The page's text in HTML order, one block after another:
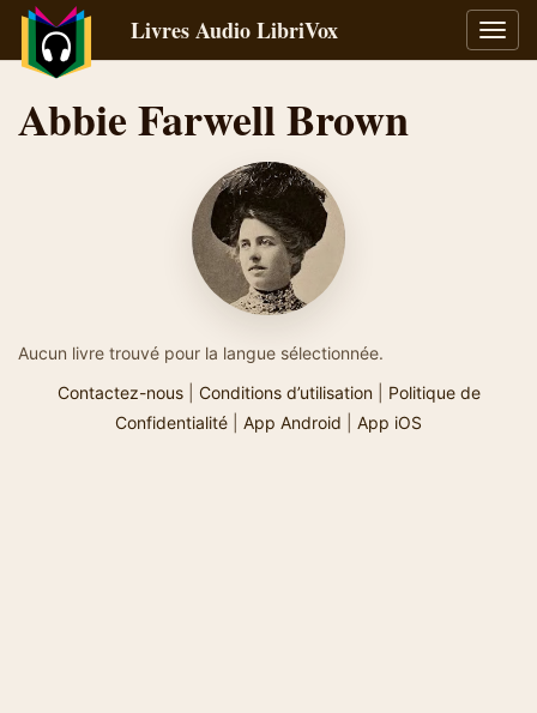
la
Livres Audio LibriVox
Abbie Farwell Brown
Aucun livre trouvé pour la langue sélectionnée.
Contactez-nous| Conditions d’utilisation| Politique de
Confidentialité
App Android App iOS